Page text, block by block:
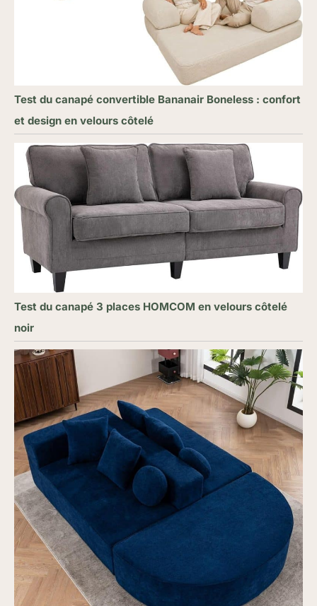
Test du canapé convertible Bananair Boneless : confort
et design en velours côtelé
Test du canapé 3 places HOMCOM en velours côtelé
noir